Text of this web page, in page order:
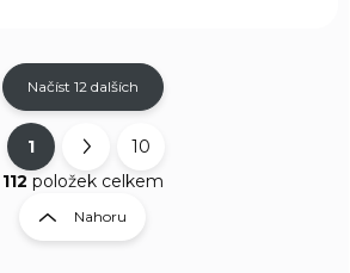
O
v
á
d
Načíst 12 dalších
S
t
r
á
1
10
112 položek celkem
Nahoru